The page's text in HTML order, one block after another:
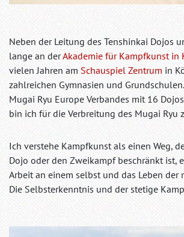
Neben der Leitung des Tenshinkai Dojos
lange an derAkademie für Kampfkunst in
vielen Jahren am Schauspiel Zentrum in
zahlreichen Gymnasien und
Mugai Ryu Europe Verbandes mit 16
bin ich für die Verbreitung des Mugai Ryu
Ich verstehe Kampfkunst als einen Weg,
Dojo oder den Zweikampf beschränkt ist,
Arbeit an einem selbst und das Leben der
Die Selbsterkenntnis und der stetige